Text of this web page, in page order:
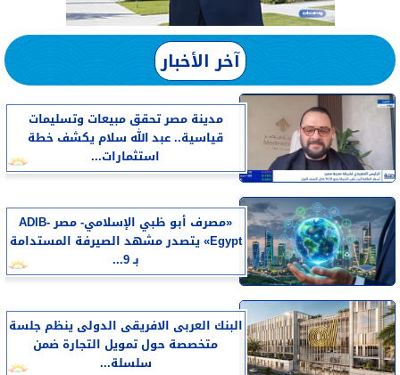
آخر الأخبار
مدينة مصر تحقق مبيعات وتسليمات
قياسية.. عبد الله سلام يكشف خطة
استثمارات...
«مصرف أبو ظبي الإسلامي- مصر ADIB-
Egypt» يتصدر مشهد الصيرفة المستدامة
بـ 9...
البنك العربى الافريقى الدولى ينظم جلسة
متخصصة حول تمويل التجارة ضمن
سلسلة...